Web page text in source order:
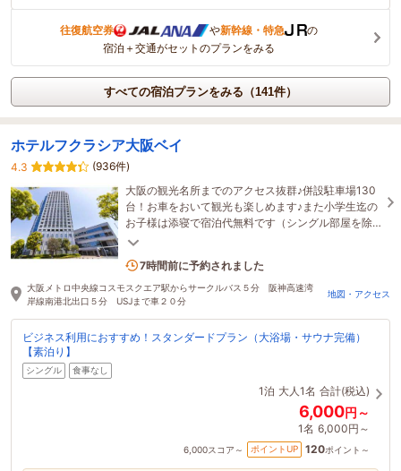
往復航空券 や新幹線・特急
の
宿泊＋交通がセットのプランをみる
すべての宿泊プランをみる（141件）
ホテルフクラシア大阪ベイ
4.3
(936件)
大阪の観光名所までのアクセス抜群♪併設駐車場130
台！お車をおいて観光も楽しめます♪また小学生迄の
お子様は添寝で宿泊代無料です（シングル部屋を除
く）
2名がこの宿を見ています
7時間前に予約されました
大阪メトロ中央線コスモスクエア駅からサークルバス５分 阪神高速湾
岸線南港北出口５分 USJまで車２０分
地図・アクセス
ビジネス利用におすすめ！スタンダードプラン（大浴場・サウナ完備）
【素泊り】
シングル 食事なし
1泊 大人1名 合計(税込)
6,000円～
1名 6,000円～
6,000スコア～ ポイントUP 120ポイント～